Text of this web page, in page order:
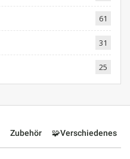
61
31
25
Zubehör 🧩Verschiedenes